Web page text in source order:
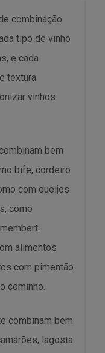
combinação
tipo de vinho
e cada
textura.
vinhos
bem
bife, cordeiro
com queijos
como
alimentos
com pimentão
cominho.
combinam bem
lagosta